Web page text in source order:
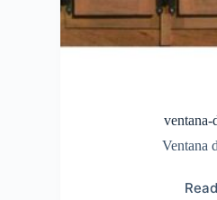
ventana-
Ventana